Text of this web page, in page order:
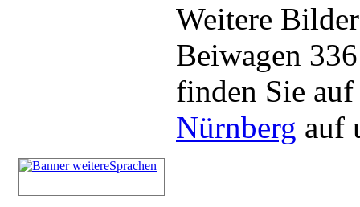
Weitere
Beiwagen
finden Sie
Nürnberg auf